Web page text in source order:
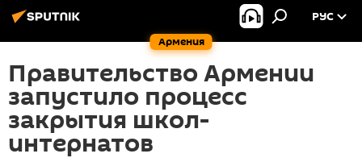
Армения
РУС
Правительство Армении
запустило процесс
закрытия школ-
интернатов